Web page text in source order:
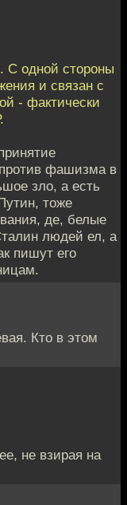
С одной стороны
и связан с
- фактически
фашизма в
зло, а есть
тоже
де, белые
людей ел, а
пишут его
Кто в этом
не взирая на